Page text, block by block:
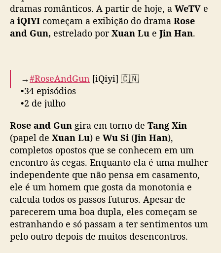
v
e
r
n
t
r
e
m
i
l
i
t
a
r
dramas românticos. A partir de hoje, a WeTV e
a iQIYI começam a exibição do drama Rose
and Gun, estrelado porXuan Lu e Jin Han.
→#RoseAndGun [iQiyi] 🇨🇳
•34 episódios
•2 de julho
Duas mulheres se apaixonam por militares
e, após desafios, descobrem o valor do amor
e da vida no
quartel.pic.twitter.com/OGuWZt9dDZ
— Ásia Update (@updateasiatico)July 2,
2025
Rose and Gun gira em torno de Tang Xin
(papel de Xuan Lu) e Wu Si (Jin Han),
completos opostos que se conhecem em um
encontro às cegas. Enquanto ela é uma mulher
independente que não pensa em casamento,
ele é um homem que gosta da monotonia e
calcula todos os passos futuros. Apesar de
parecerem uma boa dupla, eles começam se
estranhando e só passam a ter sentimentos um
pelo outro depois de muitos desencontros.